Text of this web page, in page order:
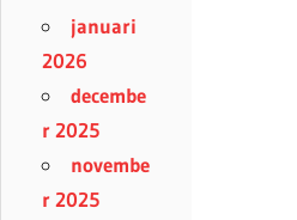
januari
2026
decembe
r 2025
novembe
r 2025